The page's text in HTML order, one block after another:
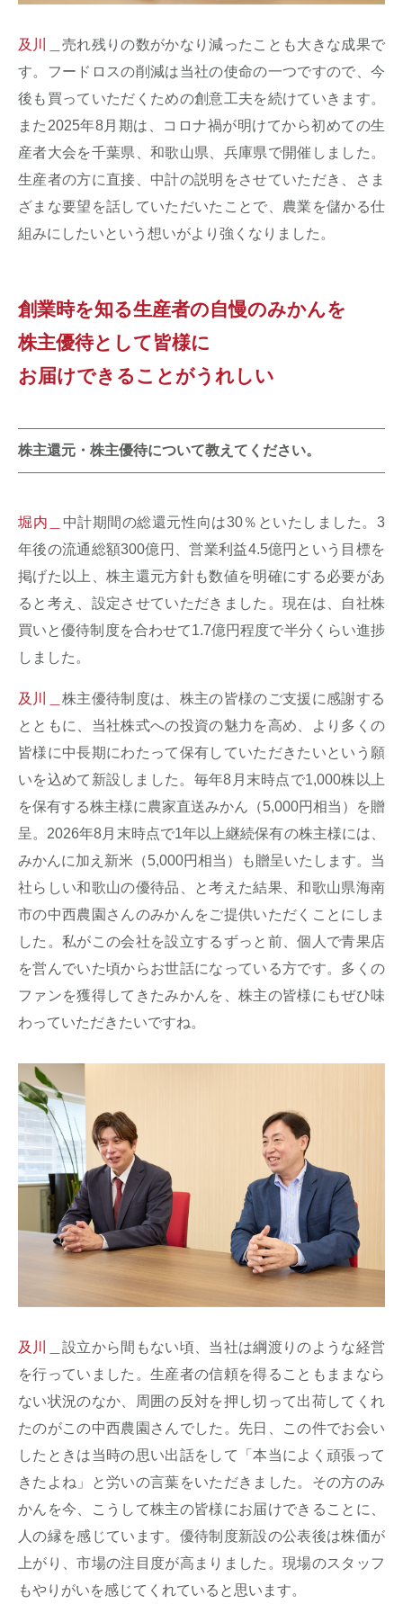
及川＿ 売れ残りの数がかなり減ったことも大きな成果で
す。フードロスの削減は当社の使命の一つですので、今
後も買っていただくための創意工夫を続けていきます。
また2025年8月期は、コロナ禍が明けてから初めての生
産者大会を千葉県、和歌山県、兵庫県で開催しました。
生産者の方に直接、中計の説明をさせていただき、さま
ざまな要望を話していただいたことで、農業を儲かる仕
組みにしたいという想いがより強くなりました。
創業時を知る生産者の自慢のみかんを
株主優待として皆様に
お届けできることがうれしい
株主還元・株主優待について教えてください。
堀内＿ 中計期間の総還元性向は30％といたしました。3
年後の流通総額300億円、営業利益4.5億円という目標を
掲げた以上、株主還元方針も数値を明確にする必要があ
ると考え、設定させていただきました。現在は、自社株
買いと優待制度を合わせて1.7億円程度で半分くらい進捗
しました。
及川＿ 株主優待制度は、株主の皆様のご支援に感謝する
とともに、当社株式への投資の魅力を高め、より多くの
皆様に中長期にわたって保有していただきたいという願
いを込めて新設しました。毎年8月末時点で1,000株以上
を保有する株主様に農家直送みかん（5,000円相当）を贈
呈。2026年8月末時点で1年以上継続保有の株主様には、
みかんに加え新米（5,000円相当）も贈呈いたします。当
社らしい和歌山の優待品、と考えた結果、和歌山県海南
市の中西農園さんのみかんをご提供いただくことにしま
した。私がこの会社を設立するずっと前、個人で青果店
を営んでいた頃からお世話になっている方です。多くの
ファンを獲得してきたみかんを、株主の皆様にもぜひ味
わっていただきたいですね。
及川＿ 設立から間もない頃、当社は綱渡りのような経営
を行っていました。生産者の信頼を得ることもままなら
ない状況のなか、周囲の反対を押し切って出荷してくれ
たのがこの中西農園さんでした。先日、この件でお会い
したときは当時の思い出話をして「本当によく頑張って
きたよね」と労いの言葉をいただきました。その方のみ
かんを今、こうして株主の皆様にお届けできることに、
人の縁を感じています。優待制度新設の公表後は株価が
上がり、市場の注目度が高まりました。現場のスタッフ
もやりがいを感じてくれていると思います。